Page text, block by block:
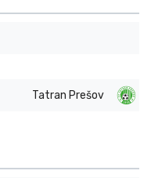
Tatran Prešov